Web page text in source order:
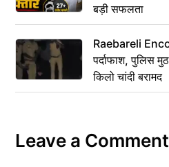
बड़ी सफलता
Raebareli
पर्दाफाश, पुलिस
किलो चांदी बरामद
Leave a Comment